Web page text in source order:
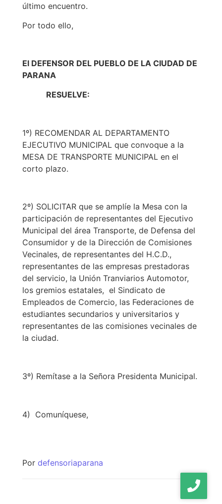
último encuentro.
Por todo ello,
El DEFENSOR DEL PUEBLO DE LA CIUDAD DE
PARANA
RESUELVE:
1º) RECOMENDAR AL DEPARTAMENTO
EJECUTIVO MUNICIPAL que convoque a la
MESA DE TRANSPORTE MUNICIPAL en el
corto plazo.
2º) SOLICITAR que se amplíe la Mesa con la
participación de representantes del Ejecutivo
Municipal del área Transporte, de Defensa del
Consumidor y de la Dirección de Comisiones
Vecinales, de representantes del H.C.D.,
representantes de las empresas prestadoras
del servicio, la Unión Tranviarios Automotor,
los gremios estatales, el Sindicato de
Empleados de Comercio, las Federaciones de
estudiantes secundarios y universitarios y
representantes de las comisiones vecinales de
la ciudad.
3º) Remítase a la Señora Presidenta Municipal.
4) Comuníquese,
Por defensoriaparana